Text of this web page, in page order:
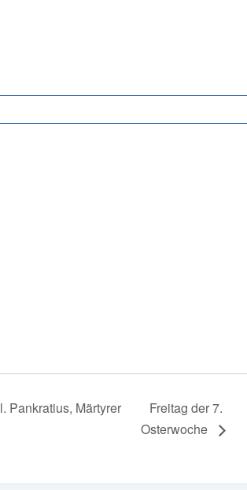
Pankratius, Märtyrer
Freitag der 7.
Osterwoche